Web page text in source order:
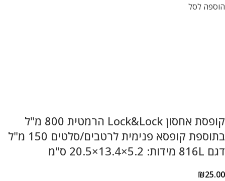
הוספה לסל
קופסת אחסון Lock&Lock הרמטית 800 מ"ל
בתוספת קופסא פנימית לרטבים/סלטים 150 מ"ל
דגם 816L מידות: 5.2×13.4×20.5 ס"מ
₪25.00